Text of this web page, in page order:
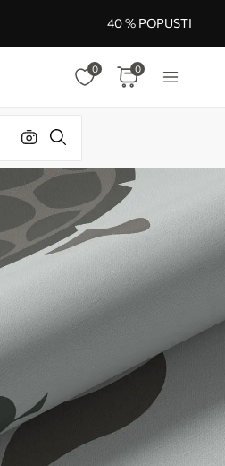
40 % POPUSTI
0 0